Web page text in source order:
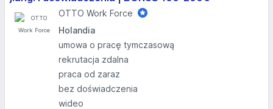
OTTO Work Force
Holandia
umowa o pracę tymczasową
rekrutacja zdalna
praca od zaraz
bez doświadczenia
wideo